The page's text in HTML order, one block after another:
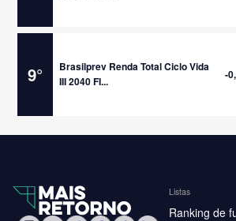
9°
Brasilprev Renda Total Ciclo Vida
III 2040 FI...
-
Listas
Ranking de